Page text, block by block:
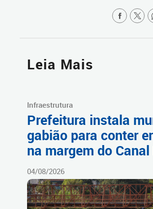
Leia Mais
Infraestrutura
Prefeitura instala
gabião para conter
na margem do
04/08/2026